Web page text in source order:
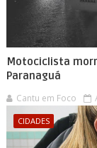
Motociclista
Paranaguá
Cantu em Foco
CIDADES